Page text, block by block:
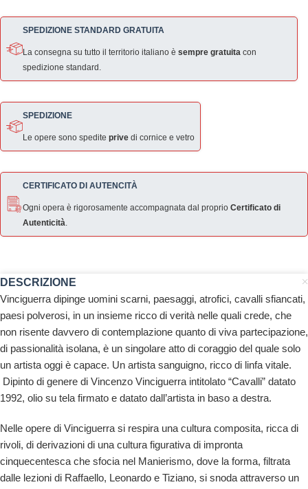
SPEDIZIONE STANDARD GRATUITA
La consegna su tutto il territorio italiano è sempre gratuita con
spedizione standard.
SPEDIZIONE
Le opere sono spedite prive di cornice e vetro
CERTIFICATO DI AUTENCITÀ
Ogni opera è rigorosamente accompagnata dal proprio Certificato di
Autenticità.
DESCRIZIONE
Vinciguerra dipinge uomini scarni, paesaggi, atrofici, cavalli sfiancati,
paesi polverosi, in un insieme ricco di verità nelle quali crede, che
non risente davvero di contemplazione quanto di viva partecipazione,
di passionalità isolana, è un singolare atto di coraggio del quale solo
un artista oggi è capace. Un artista sanguigno, ricco di linfa vitale.
Dipinto di genere di Vincenzo Vinciguerra intitolato “Cavalli” datato
1992, olio su tela firmato e datato dall’artista in baso a destra.
Nelle opere di Vinciguerra si respira una cultura composita, ricca di
rivoli, di derivazioni di una cultura figurativa di impronta
cinquecentesca che sfocia nel Manierismo, dove la forma, filtrata
dalle lezioni di Raffaello, Leonardo e Tiziano, si snoda attraverso un